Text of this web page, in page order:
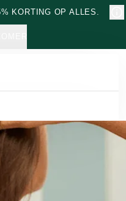
KORTING OP ALLES.